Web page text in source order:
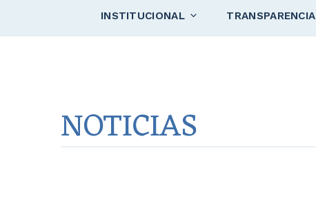
INSTITUCIONAL TRANSPARENCIA
NOTICIAS